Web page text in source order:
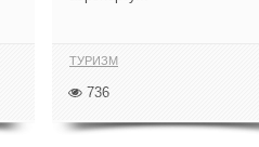
ТУРИЗМ
736